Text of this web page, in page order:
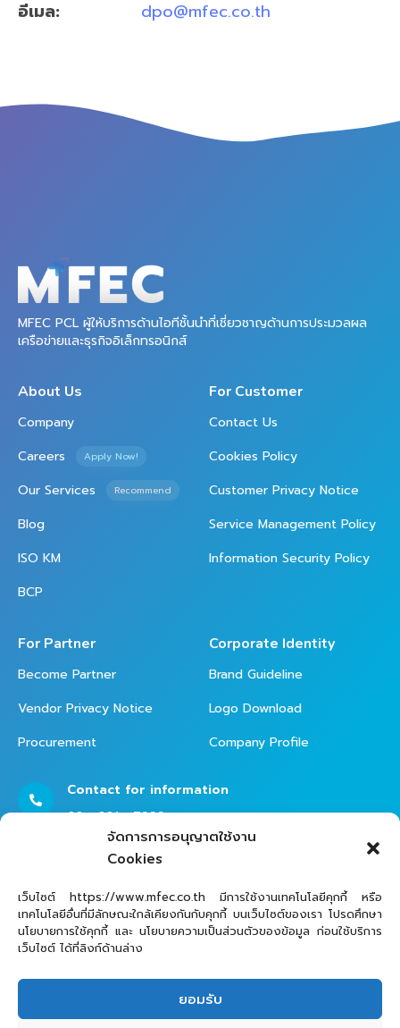
จัดการการอนุญาตใช้งาน
Cookies
เว็บไซต์ https://www.mfec.co.th มีการใช้งานเทคโนโลยีคุกกี้ หรือ
เทคโนโลยีอื่นที่มีลักษณะใกล้เคียงกันกับคุกกี้ บนเว็บไซต์ของเรา โปรดศึกษา
นโยบายการใช้คุกกี้ และ นโยบายความเป็นส่วนตัวของข้อมูล ก่อนใช้บริการ
เว็บไซต์ ได้ที่ลิงก์ด้านล่าง
ยอมรับ
อีเมล:
dpo@mfec.co.th
MFEC PCL ผู้ให้บริการด้านไอทีชั้นนำที่เชี่ยวชาญด้านการประมวลผล
เครือข่ายและธุรกิจอิเล็กทรอนิกส์
About Us
Company
Careers
Apply Now!
Our Services Recommend
Blog
ISO KM
BCP
For Customer
Contact Us
Cookies Policy
Customer Privacy Notice
Service Management Policy
Information Security Policy
For Partner
Become Partner
Vendor Privacy Notice
Procurement
Corporate Identity
Brand Guideline
Logo Download
Company Profile
Contact for information
02 - 821 - 7999
Contact Helpdesk for Support
02 - 821 - 7979